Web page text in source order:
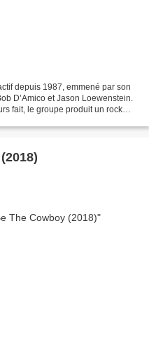
depuis 1987, emmené par son
D’Amico et Jason Loewenstein.
fait, le groupe produit un rock